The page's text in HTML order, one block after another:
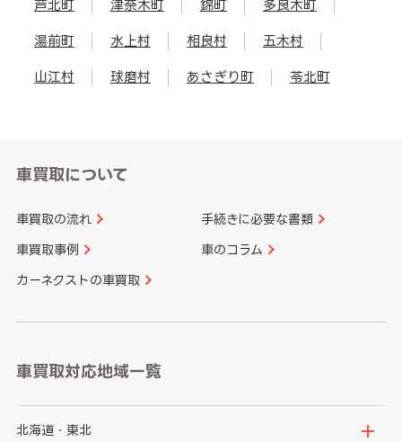
芦北町 津奈木町 錦町 多良木町
湯前町 水上村 相良村 五木村
山江村 球磨村 あさぎり町 苓北町
車買取について
車買取の流れ 手続きに必要な書類
車買取事例 車のコラム
カーネクストの車買取
車買取対応地域一覧
北海道・東北